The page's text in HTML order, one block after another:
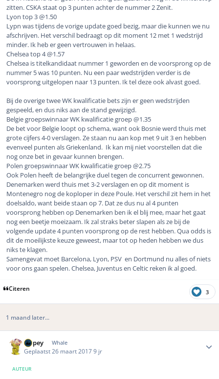
zitten. CSKA staat op 3 punten achter de nummer 2 Zenit.
Lyon top 3 @1.50
Lypn was tijdens de vorige update goed bezig, maar die kunnen we nu
afschrijven. Het verschil bedraagt op dit moment 12 met 1 wedstrijd
minder. Ik heb er geen vertrouwen in helaas.
Chelsea top 4 @1.57
Chelsea is titelkandidaat nummer 1 geworden en de voorsprong op de
nummer 5 was 10 punten. Nu een paar wedstrijden verder is de
voorsprong uitgelopen naar 13 punten. Ik tel deze ook alvast goed.
Bij de overige twee WK kwalificatie bets zijn er geen wedstrijden
gespeeld, en dus niks aan de stand gewijzigd.
Belgie groepswinnaar WK kwalificatie groep @1.35
De bet voor Belgie loopt op schema, want ook Bosnie werd thuis met
grote cijfers 4-0 verslagen. Ze staan nu aan kop met 9 uit 3 en hebben
evenveel punten als Griekenland. Ik kan mij niet voorstellen dat die
nog onze bet in gevaar kunnen brengen.
Polen groepswinnaar WK kwalificatie groep @2.75
Ook Polen heeft de belangrijke duel tegen de concurrent gewonnen.
Denemarken werd thuis met 3-2 verslagen en op dit moment is
Montenegro nog de koploper in deze Poule. Het verschil zit hem in het
doelsaldo, want beide staan op 7. Dat ze dus nu al 4 punten
voorsprong hebben op Denemarken ben ik el blij mee, maar het gaat
nog een beetje moeizaam. Ik zal straks beter slapen als ze bij de
volgende update 4 punten voorsprong op de rest hebben. Qua odds is
dit de moeilijkste keuze geweest, maar tot op heden hebben we dus
niks te klagen.
Samengevat moet Barcelona, Lyon, PSV en Dortmund nu alles of niets
voor ons gaan spelen. Chelsea, Juventus en Celtic reken ik al goed.
Citeren 3
1 maand later...
Dopey Whale
Geplaatst 26 maart 20179 jr
AUTEUR